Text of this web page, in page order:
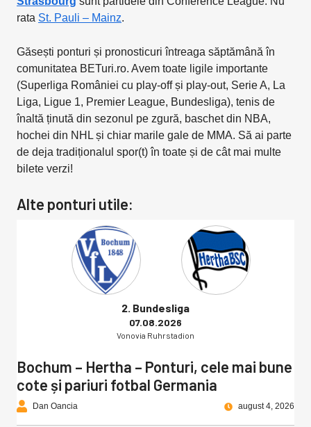
rata St. Pauli – Mainz.
Găsești ponturi și pronosticuri întreaga săptămână în
comunitatea BETuri.ro. Avem toate ligile importante
(Superliga României cu play-off și play-out, Serie A, La
Liga, Ligue 1, Premier League, Bundesliga), tenis de
înaltă ținută din sezonul pe zgură, baschet din NBA,
hochei din NHL și chiar marile gale de MMA. Să ai parte
de deja tradiționalul spor(t) în toate și de cât mai multe
bilete verzi!
Alte ponturi utile:
2. Bundesliga
07.08.2026
Vonovia Ruhrstadion
Bochum – Hertha – Ponturi, cele mai bune
cote și pariuri fotbal Germania
Dan Oancia august 4, 2026